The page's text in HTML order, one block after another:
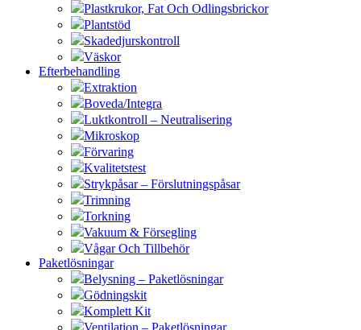
Plastkrukor, Fat Och Odlingsbrickor
Plantstöd
Skadedjurskontroll
Väskor
Efterbehandling
Extraktion
Boveda/Integra
Luktkontroll – Neutralisering
Mikroskop
Förvaring
Kvalitetstest
Strykpåsar – Förslutningspåsar
Trimning
Torkning
Vakuum & Försegling
Vågar Och Tillbehör
Paketlösningar
Belysning – Paketlösningar
Gödningskit
Komplett Kit
Ventilation – Paketlösningar